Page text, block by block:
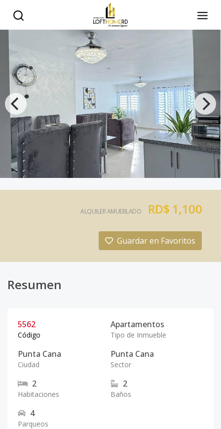
ALQUILER AMUEBLADO RD$ 1,100
Guardar en Favoritos
Resumen
5562
Código
Apartamentos
Tipo de Inmueble
Punta Cana
Ciudad
Punta Cana
Sector
2
Habitaciones
2
Baños
4
Parqueos